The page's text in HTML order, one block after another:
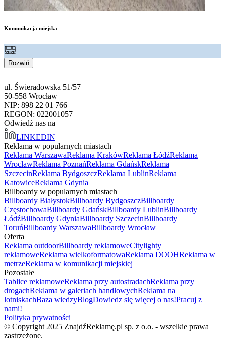
Komunikacja miejska
Rozwiń
ul. Świeradowska 51/57
50-558 Wrocław
NIP: 898 22 01 766
REGON: 022001057
Odwiedź nas na
LINKEDIN
Reklama w popularnych miastach
Reklama WarszawaReklama KrakówReklama ŁódźReklama
WrocławReklama PoznańReklama GdańskReklama
SzczecinReklama BydgoszczReklama LublinReklama
KatowiceReklama Gdynia
Billboardy w popularnych miastach
Billboardy BiałystokBillboardy BydgoszczBillboardy
CzęstochowaBillboardy GdańskBillboardy LublinBillboardy
ŁódźBillboardy GdyniaBillboardy SzczecinBillboardy
ToruńBillboardy WarszawaBillboardy Wrocław
Oferta
Reklama outdoorBillboardy reklamoweCitylighty
reklamoweReklama wielkoformatowaReklama DOOHReklama w
metrzeReklama w komunikacji miejskiej
Pozostałe
Tablice reklamoweReklama przy autostradachReklama przy
drogachReklama w galeriach handlowychReklama na
lotniskachBaza wiedzyBlogDowiedz się więcej o nas!Pracuj z
nami!
Polityka prywatności
© Copyright 2025 ZnajdźReklamę.pl sp. z o.o. - wszelkie prawa
zastrzeżone.